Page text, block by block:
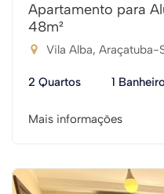
Apartamento para
48m²
Vila Alba, Araçatuba-
2 Quartos 1
Mais informações